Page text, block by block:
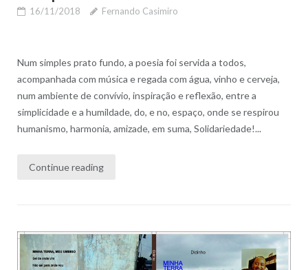
16/11/2018 Fernando Casimiro
Num simples prato fundo, a poesia foi servida a todos,
acompanhada com música e regada com água, vinho e cerveja,
num ambiente de convívio, inspiração e reflexão, entre a
simplicidade e a humildade, do, e no, espaço, onde se respirou
humanismo, harmonia, amizade, em suma, Solidariedade!...
Continue reading